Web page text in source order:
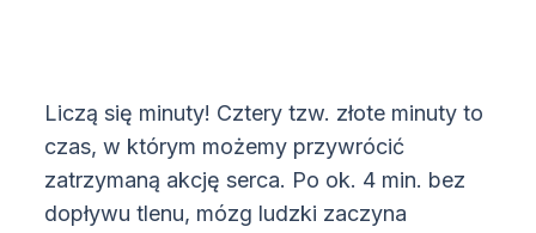
Liczą się minuty! Cztery tzw. złote minuty to
czas, w którym możemy przywrócić
zatrzymaną akcję serca. Po ok. 4 min. bez
dopływu tlenu, mózg ludzki zaczyna